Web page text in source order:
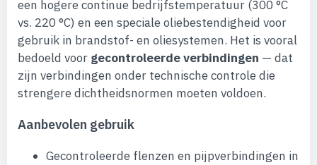
een hogere continue bedrijfstemperatuur (300 °C
vs. 220 °C) en een speciale oliebestendigheid voor
gebruik in brandstof- en oliesystemen. Het is vooral
bedoeld voor gecontroleerde verbindingen — dat
zijn verbindingen onder technische controle die
strengere dichtheidsnormen moeten voldoen.
Aanbevolen gebruik
Gecontroleerde flenzen en pijpverbindingen in